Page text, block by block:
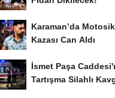
Karaman’da
Kazası Can Aldı
İsmet Paşa
Tartışma Silahlı